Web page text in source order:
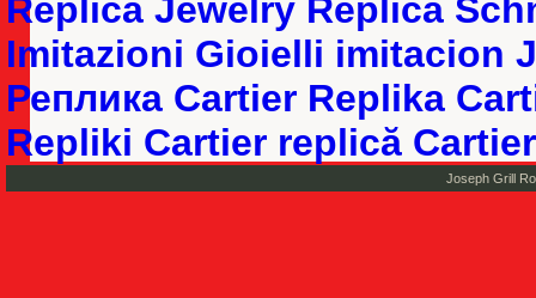
Replica Jewelry Replica
Imitazioni Gioielli imitacion
Реплика Cartier Replika
Repliki Cartier replică Cartier
Joseph Grill